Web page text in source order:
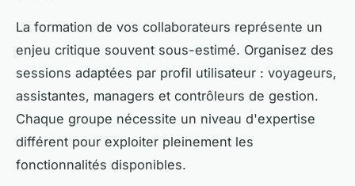
La formation de vos collaborateurs représente un
enjeu critique souvent sous-estimé. Organisez des
sessions adaptées par profil utilisateur : voyageurs,
assistantes, managers et contrôleurs de gestion.
Chaque groupe nécessite un niveau d'expertise
différent pour exploiter pleinement les
fonctionnalités disponibles.